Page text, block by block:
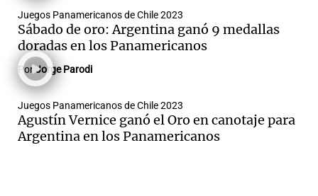
Juegos Panamericanos de Chile 2023
Sábado de oro: Argentina ganó 9 medallas
doradas en los Panamericanos
PorJorge Parodi
Juegos Panamericanos de Chile 2023
Agustín Vernice ganó el Oro en canotaje para
Argentina en los Panamericanos